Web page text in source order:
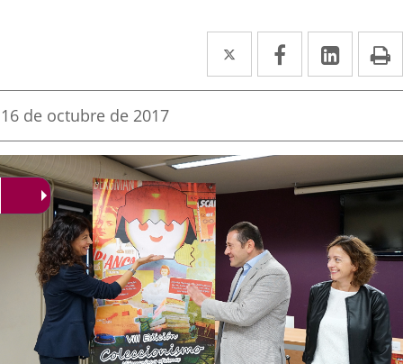
Twitter
Enlace
a
aplicación
externa.
Facebook
Enlace
a
aplicación
externa.
Enlace
a
Fecha
la
noticia
16 de octubre de 2017